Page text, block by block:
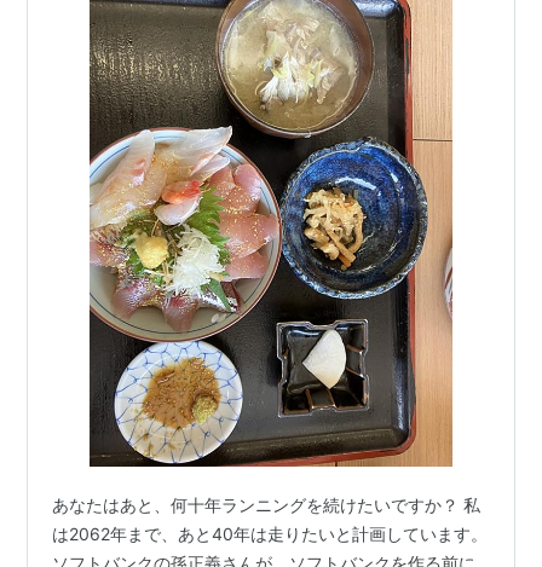
あなたはあと、何十年ランニングを続けたいですか？ 私
は2062年まで、あと40年は走りたいと計画しています。
ソフトバンクの孫正義さんが、ソフトバンクを作る前に